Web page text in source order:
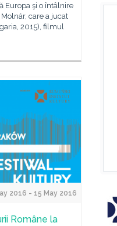
Europa şi o întâlnire
care a jucat
2015), filmul
2016 - 15 May 2016
Române la